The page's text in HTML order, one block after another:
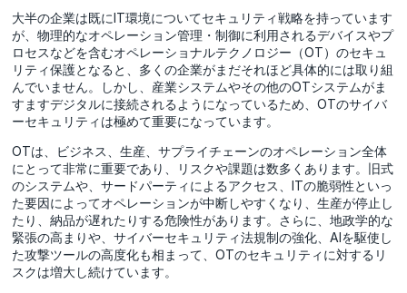
大半の企業は既にIT環境についてセキュリティ戦略を持っています
が、物理的なオペレーション管理・制御に利用されるデバイスやプ
ロセスなどを含むオペレーショナルテクノロジー（OT）のセキュ
リティ保護となると、多くの企業がまだそれほど具体的には取り組
んでいません。しかし、産業システムやその他のOTシステムがま
すますデジタルに接続されるようになっているため、OTのサイバ
ーセキュリティは極めて重要になっています。
OTは、ビジネス、生産、サプライチェーンのオペレーション全体
にとって非常に重要であり、リスクや課題は数多くあります。旧式
のシステムや、サードパーティによるアクセス、ITの脆弱性といっ
た要因によってオペレーションが中断しやすくなり、生産が停止し
たり、納品が遅れたりする危険性があります。さらに、地政学的な
緊張の高まりや、サイバーセキュリティ法規制の強化、AIを駆使し
た攻撃ツールの高度化も相まって、OTのセキュリティに対するリ
スクは増大し続けています。